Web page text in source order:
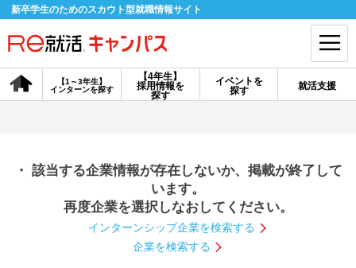
新卒学生のためのスカウト型就職情報サイト
【4年生】
採用情報を
探す
【1～3年生】
インターンを探す
イベントを
探す
就活支援
会員登録 ログイン
探す
【4年生】
説明会を探す
インターンを探す
・ 該当する企業情報が存在しないか、掲載が終了して
います。
再度企業を選択しなおしてください。
インターンシップ企業を検索する
企業を検索する